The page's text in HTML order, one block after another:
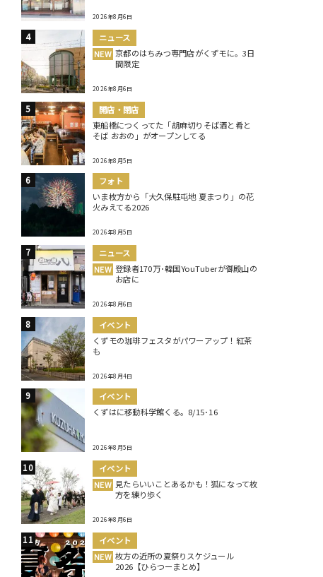
2026年8月6日
ニュース
NEW 京都のはちみつ専門店がくずモに。3日
間限定
2026年8月6日
開店・閉店
東船橋につくってた「胡麻切りそば酒と肴と
そば おおの」がオープンしてる
2026年8月5日
フォト
いま枚方から「大久保駐屯地 夏まつり」の花
火みえてる2026
2026年8月5日
ニュース
NEW 登録者170万･韓国YouTuberが御殿山の
お店に
2026年8月6日
イベント
くずモの珈琲フェスタがパワーアップ！紅茶
も
2026年8月4日
イベント
くずはに移動科学館くる。8/15･16
2026年8月5日
イベント
NEW 見たらいいことあるかも！狐になって枚
方を練り歩く
2026年8月6日
イベント
NEW 枚方の近所の夏祭りスケジュール
2026【ひらつーまとめ】